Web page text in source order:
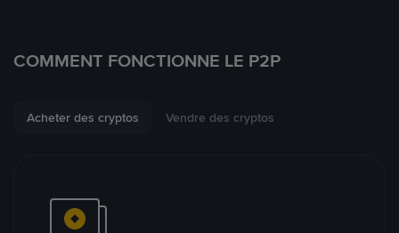
COMMENT FONCTIONNE LE P2P
Acheter des cryptos Vendre des cryptos